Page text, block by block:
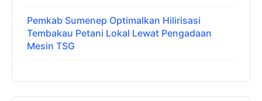
Pemkab Sumenep Optimalkan Hilirisasi
Tembakau Petani Lokal Lewat Pengadaan
Mesin TSG